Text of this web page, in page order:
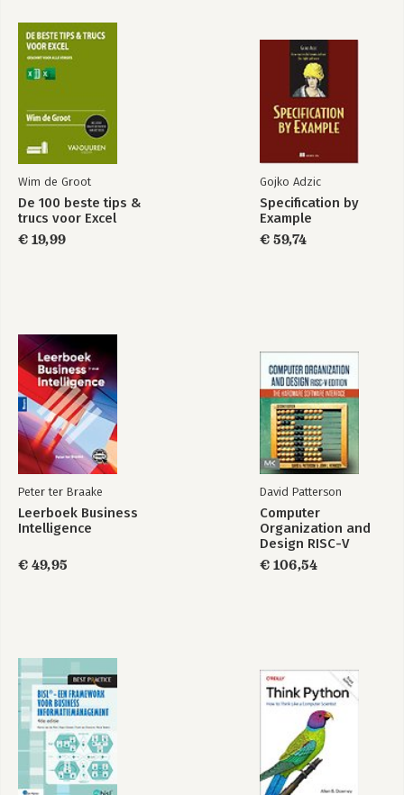
Over de auteur
Verantwoording
Wim de Groot
De 100 beste tips &
trucs voor Excel
€ 19,99
Gojko Adzic
Specification by
Example
€ 59,74
Peter ter Braake
Leerboek Business
Intelligence
€ 49,95
David Patterson
Computer
Organization and
Design RISC-V
Edition
€ 106,54